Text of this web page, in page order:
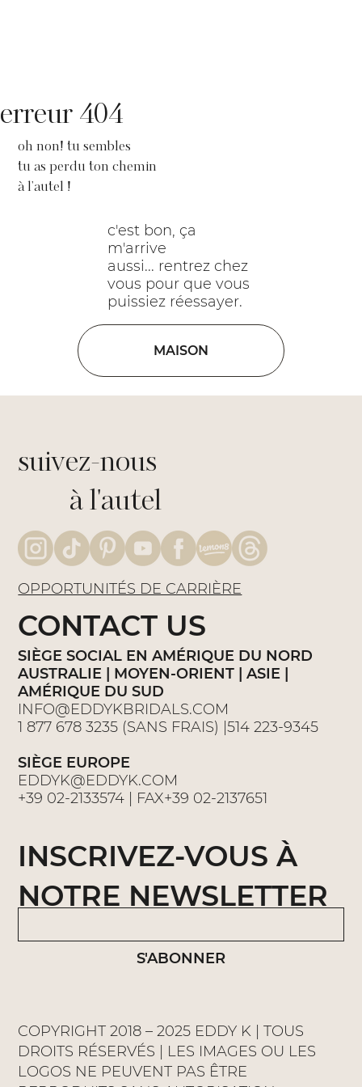
MAISON
oh non! tu sembles
tu as perdu ton chemin
à l'autel !
erreur 404
c'est bon, ça
m'arrive
aussi... rentrez chez
vous pour que vous
puissiez réessayer.
COPYRIGHT 2018 – 2025 EDDY K | TOUS
DROITS RÉSERVÉS | LES IMAGES OU LES
LOGOS NE PEUVENT PAS ÊTRE
suivez-nous
à l'autel
SIÈGE SOCIAL EN AMÉRIQUE DU NORD
AUSTRALIE | MOYEN-ORIENT | ASIE |
AMÉRIQUE DU SUD
INFO@EDDYKBRIDALS.COM
1 877 678 3235 (SANS FRAIS) |514 223-9345
SIÈGE EUROPE
EDDYK@EDDYK.COM
+39 02-2133574 | FAX+39 02-2137651
CONTACT US
S'ABONNER
INSCRIVEZ-VOUS À
NOTRE NEWSLETTER
OPPORTUNITÉS DE CARRIÈRE